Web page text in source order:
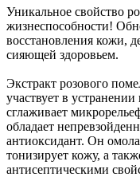
Уникальное свойство
жизнеспособности!
восстановления кожи,
сияющей здоровьем.
Экстракт розового
участвует в
сглаживает
обладает
антиоксидант. Он
тонизирует кожу, а
антисептическими